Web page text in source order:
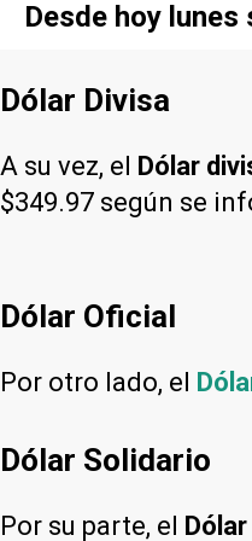
Desde hoy
Dólar Divisa
A su vez, el Dólar
$349.97 según se
Dólar Oficial
Por otro lado, el
Dólar Solidario
Por su parte, el